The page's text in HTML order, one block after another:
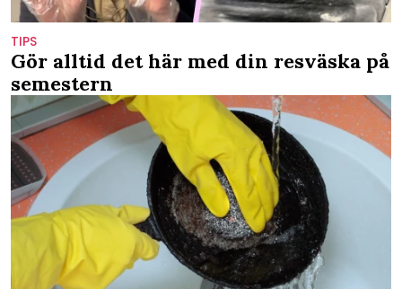
TIPS
Gör alltid det här med din resväska på
semestern